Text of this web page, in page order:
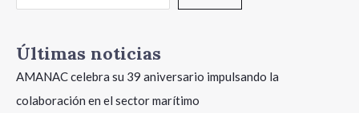
Últimas noticias
AMANAC celebra su 39 aniversario impulsando la
colaboración en el sector marítimo